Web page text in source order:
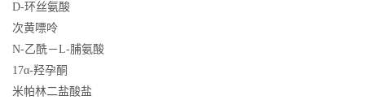
D-环丝氨酸
次黄嘌呤
N-乙酰－L-脯氨酸
17α-羟孕酮
米帕林二盐酸盐